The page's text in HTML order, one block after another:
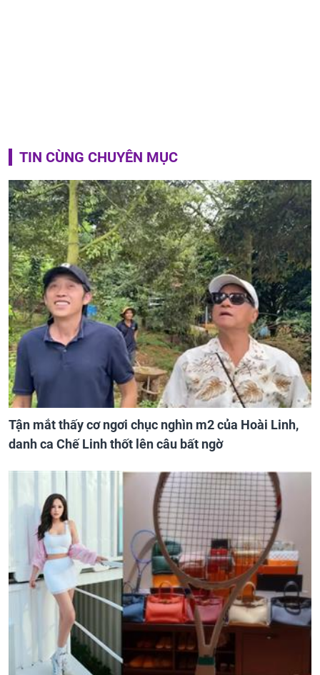
TIN CÙNG CHUYÊN MỤC
Tận mắt thấy cơ ngơi chục nghìn m2 của Hoài Linh,
danh ca Chế Linh thốt lên câu bất ngờ